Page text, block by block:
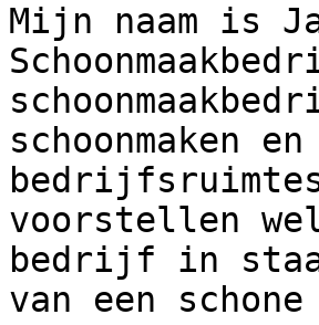
Mijn naam is
schoonmaken
voorstellen
bedrijf in
van een